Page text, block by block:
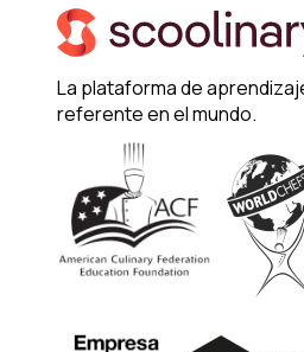
La plataforma de
referente en el mundo.